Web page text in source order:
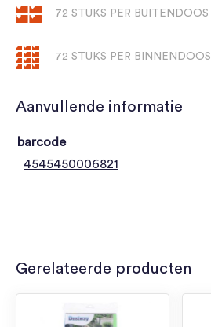
72 STUKS PER BUITENDOOS
72 STUKS PER BINNENDOOS
Aanvullende informatie
barcode
4545450006821
Gerelateerde producten